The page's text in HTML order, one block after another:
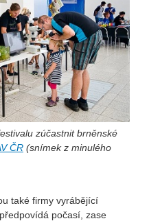
zúčastnit brněnské
ČR (snímek z minulého
také firmy vyrábějící
počasí, zase